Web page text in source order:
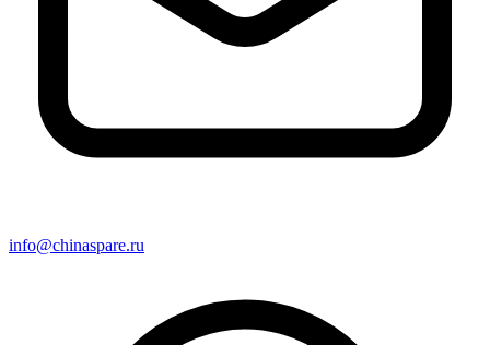
info@chinaspare.ru